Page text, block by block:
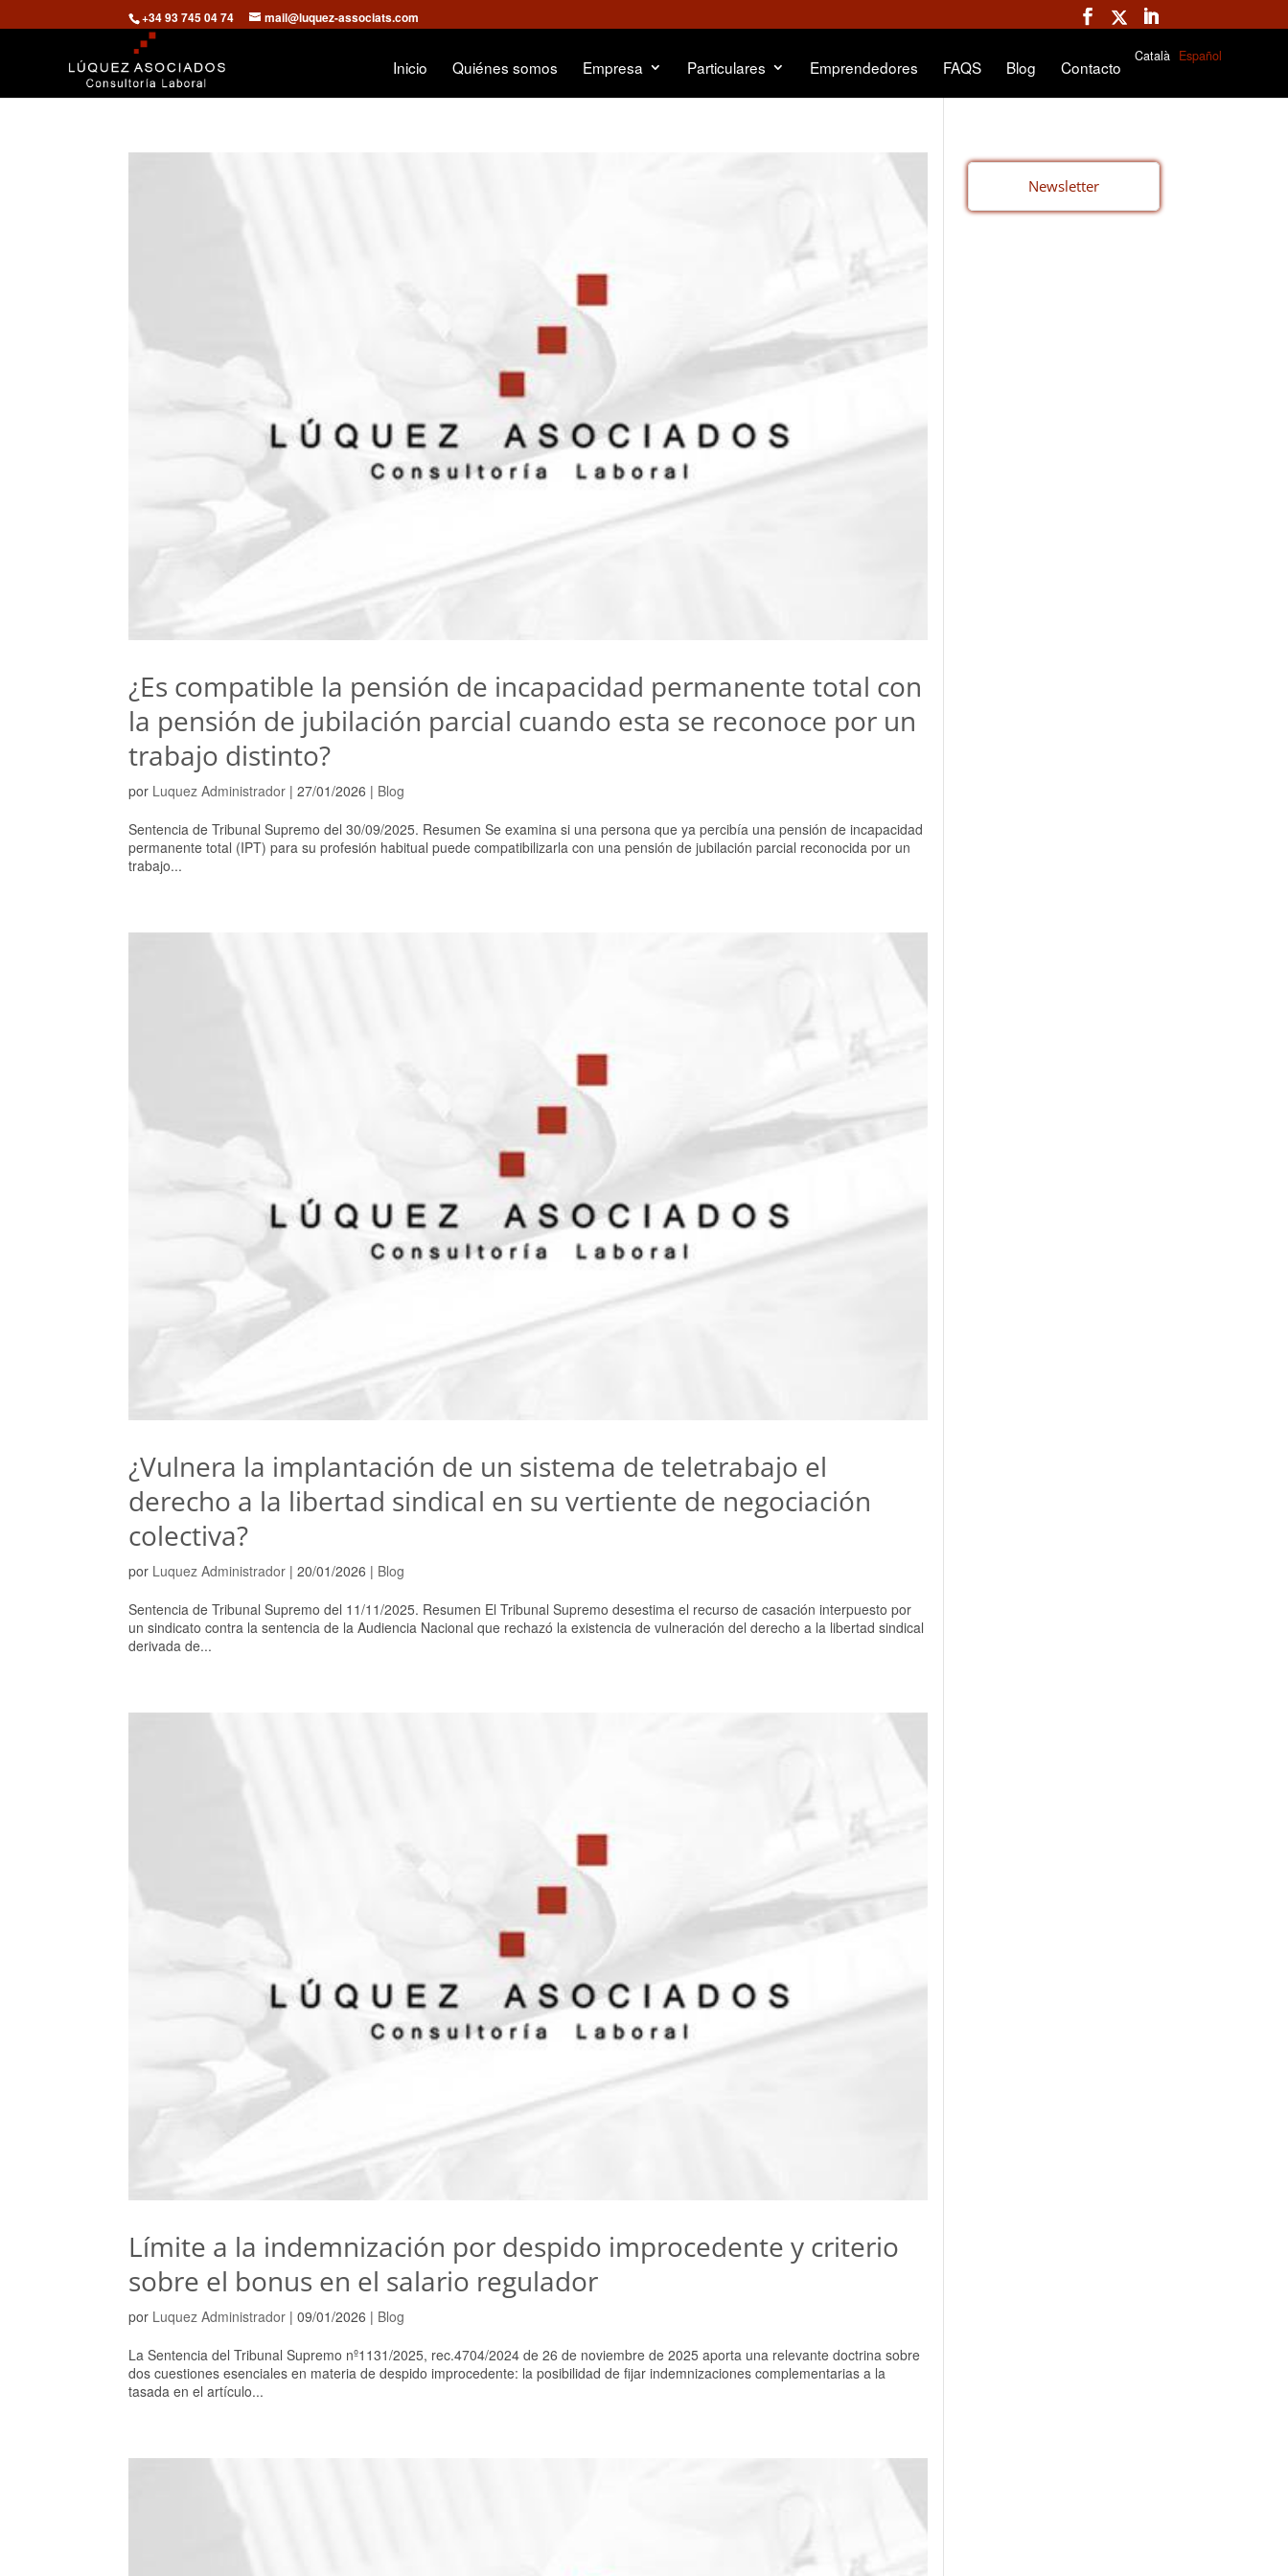
+34 93 745 04 74 mail@luquez-associats.com
Inicio Quiénes somos Empresa Particulares Emprendedores FAQS Blog Contacto
Català Español
¿Es compatible la pensión de incapacidad permanente total con
la pensión de jubilación parcial cuando esta se reconoce por un
trabajo distinto?
por Luquez Administrador |27/01/2026 | Blog
Sentencia de Tribunal Supremo del 30/09/2025. Resumen Se examina si una persona que ya percibía una pensión de incapacidad
permanente total (IPT) para su profesión habitual puede compatibilizarla con una pensión de jubilación parcial reconocida por un
trabajo...
¿Vulnera la implantación de un sistema de teletrabajo el
derecho a la libertad sindical en su vertiente de negociación
colectiva?
por Luquez Administrador |20/01/2026 | Blog
Sentencia de Tribunal Supremo del 11/11/2025. Resumen El Tribunal Supremo desestima el recurso de casación interpuesto por
un sindicato contra la sentencia de la Audiencia Nacional que rechazó la existencia de vulneración del derecho a la libertad sindical
derivada de...
Límite a la indemnización por despido improcedente y criterio
sobre el bonus en el salario regulador
por Luquez Administrador |09/01/2026 | Blog
La Sentencia del Tribunal Supremo nº1131/2025, rec.4704/2024 de 26 de noviembre de 2025 aporta una relevante doctrina sobre
dos cuestiones esenciales en materia de despido improcedente: la posibilidad de fijar indemnizaciones complementarias a la
tasada en el artículo...
Newsletter